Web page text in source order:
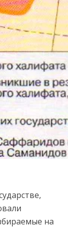
на